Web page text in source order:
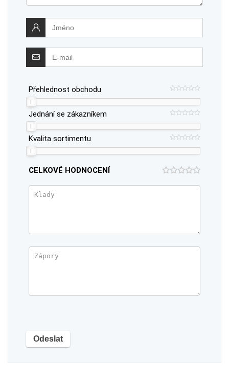
Přehlednost obchodu
Jednání se zákazníkem
Kvalita sortimentu
CELKOVÉ HODNOCENÍ